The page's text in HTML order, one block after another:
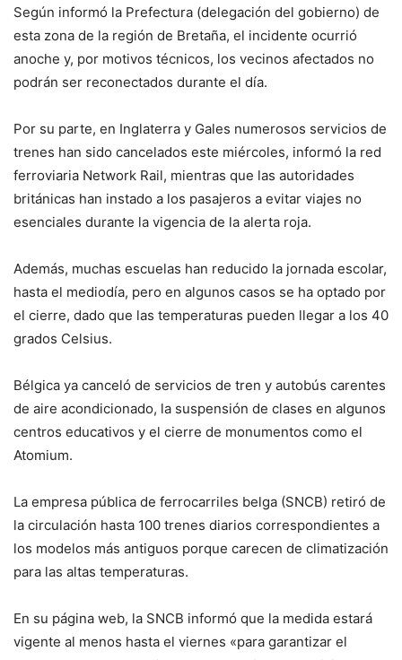
Según informó la Prefectura (delegación del gobierno) de
esta zona de la región de Bretaña, el incidente ocurrió
anoche y, por motivos técnicos, los vecinos afectados no
podrán ser reconectados durante el día.
Por su parte, en Inglaterra y Gales numerosos servicios de
trenes han sido cancelados este miércoles, informó la red
ferroviaria Network Rail, mientras que las autoridades
británicas han instado a los pasajeros a evitar viajes no
esenciales durante la vigencia de la alerta roja.
Además, muchas escuelas han reducido la jornada escolar,
hasta el mediodía, pero en algunos casos se ha optado por
el cierre, dado que las temperaturas pueden llegar a los 40
grados Celsius.
Bélgica ya canceló de servicios de tren y autobús carentes
de aire acondicionado, la suspensión de clases en algunos
centros educativos y el cierre de monumentos como el
Atomium.
La empresa pública de ferrocarriles belga (SNCB) retiró de
la circulación hasta 100 trenes diarios correspondientes a
los modelos más antiguos porque carecen de climatización
para las altas temperaturas.
En su página web, la SNCB informó que la medida estará
vigente al menos hasta el viernes «para garantizar el